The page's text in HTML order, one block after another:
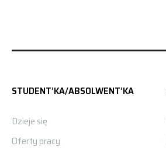
STUDENT’KA/ABSOLWENT’KA
Dzieje się
Oferty pracy